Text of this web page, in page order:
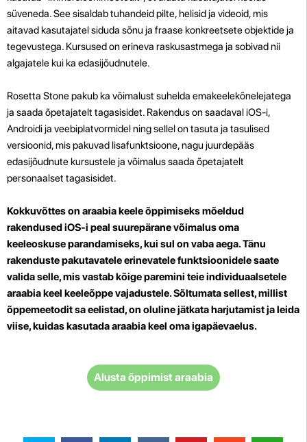
süveneda. See sisaldab tuhandeid pilte, helisid ja videoid, mis
aitavad kasutajatel siduda sõnu ja fraase konkreetsete objektide ja
tegevustega. Kursused on erineva raskusastmega ja sobivad nii
algajatele kui ka edasijõudnutele.
Rosetta Stone pakub ka võimalust suhelda emakeelekõnelejatega
ja saada õpetajatelt tagasisidet. Rakendus on saadaval iOS-i,
Androidi ja veebiplatvormidel ning sellel on tasuta ja tasulised
versioonid, mis pakuvad lisafunktsioone, nagu juurdepääs
edasijõudnute kursustele ja võimalus saada õpetajatelt
personaalset tagasisidet.
Kokkuvõttes on araabia keele õppimiseks mõeldud
rakendused iOS-i peal suurepärane võimalus oma
keeleoskuse parandamiseks, kui sul on vaba aega. Tänu
rakenduste pakutavatele erinevatele funktsioonidele saate
valida selle, mis vastab kõige paremini teie individuaalsetele
araabia keel keeleõppe vajadustele. Sõltumata sellest, millist
õppemeetodit sa eelistad, on oluline jätkata harjutamist ja leida
viise, kuidas kasutada araabia keel oma igapäevaelus.
Alusta õppimist araabia